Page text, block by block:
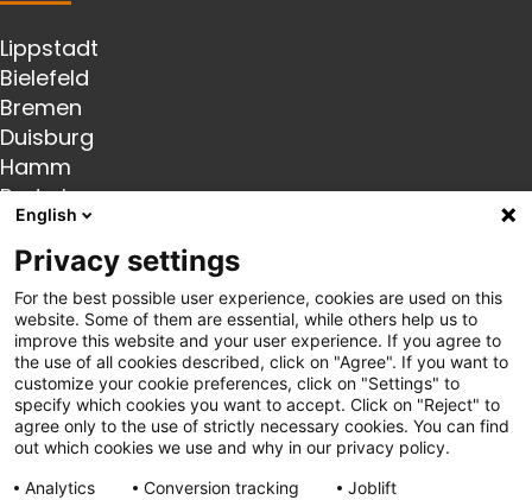
Lippstadt
Bielefeld
Bremen
Duisburg
Hamm
Paderborn
Recklinghausen
Rheda-Wiedenbrück
Soest
Folgen Sie uns
Instagram
Linkedin
Links
English
Privacy settings
For the best possible user experience, cookies are used on this
website. Some of them are essential, while others help us to
improve this website and your user experience. If you agree to
the use of all cookies described, click on "Agree". If you want to
customize your cookie preferences, click on "Settings" to
specify which cookies you want to accept. Click on "Reject" to
agree only to the use of strictly necessary cookies. You can find
out which cookies we use and why in our privacy policy.
Analytics
Conversion tracking Joblift